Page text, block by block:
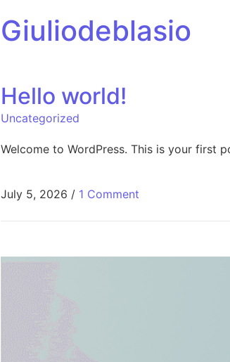
Giuliodeblasio
Hello world!
Uncategorized
Welcome to WordPress. This is your first
July 5, 2026 / 1 Comment